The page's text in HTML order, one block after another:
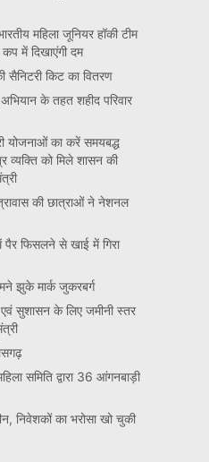
महिला जूनियर हॉकी टीम
में दिखाएंगी दम
सैनिटरी किट का वितरण
अभियान के तहत शहीद परिवार
योजनाओं का करें समयबद्ध
व्यक्ति को मिले शासन की
की छात्राओं ने नेशनल
पैर फिसलने से खाई में गिरा
झुके मार्क जुकरबर्ग
एवं सुशासन के लिए जमीनी स्तर
समिति द्वारा 36 आंगनबाड़ी
निवेशकों का भरोसा खो चुकी